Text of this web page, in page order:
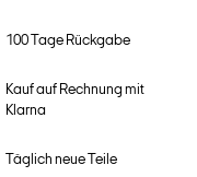
100 Tage Rückgabe
Kauf auf Rechnung mit
Klarna
Täglich neue Teile